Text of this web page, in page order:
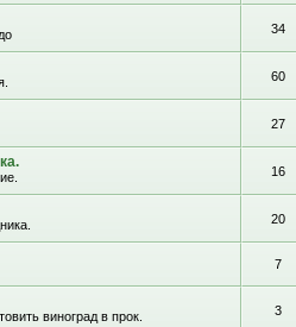
34
60
27
16
20
7
виноград в прок. 3